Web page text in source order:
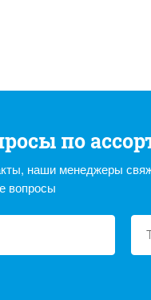
по
наши менеджеры
вопросы